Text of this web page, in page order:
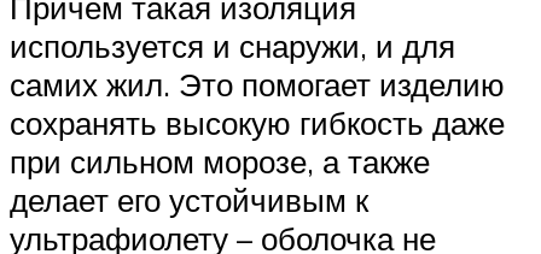
используется и снаружи, и для
самих жил. Это помогает изделию
сохранять высокую гибкость даже
при сильном морозе, а также
делает его устойчивым к
ультрафиолету – оболочка не